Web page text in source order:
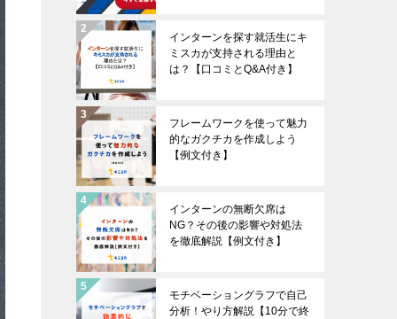
インターンを探す就活生にキ
ミスカが支持される理由と
は？【口コミとQ&A付き】
フレームワークを使って魅力
的なガクチカを作成しよう
【例文付き】
インターンの無断欠席は
NG？その後の影響や対処法
を徹底解説【例文付き】
モチベーショングラフで自己
分析！やり方解説【10分で終